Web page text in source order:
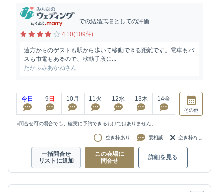
での結婚式場としての評価
4.10(109件)
遠方からのゲストも駅から歩いて移動できる距離です。電車もバ
スも市電もあるので、移動手段に...
たかふみあかねさん
今日 9 日 10月 11火 12水 13木 14金
その他
※問合せ可の場合でも、確実に予約できるわけではありません。
空き枠あり 要相談 空き枠なし
一括問合せ
リストに追加
この会場に
問合せ
詳細を見る